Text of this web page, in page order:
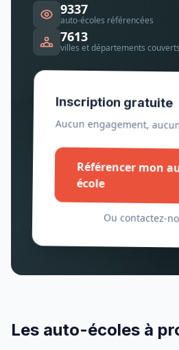
9337
auto-écoles référencées
7613
villes et départements couverts
Inscription gratuite
Aucun engagement,
Référencer mon
école
Ou contactez-
Les auto-écoles à